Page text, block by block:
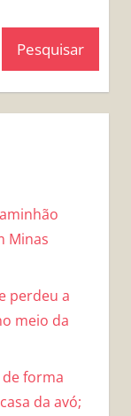
Pesquisar
Minas
perdeu a
meio da
forma
da avó;